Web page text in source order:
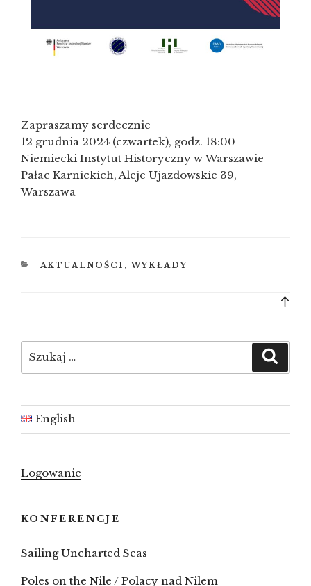
Zapraszamy serdecznie
12 grudnia 2024 (czwartek), godz. 18:00
Niemiecki Instytut Historyczny w Warszawie
Pałac Karnickich, Aleje Ujazdowskie 39,
Warszawa
KATEGORIE
AKTUALNOŚCI ,WYKŁADY
Szukaj:
English
Logowanie
KONFERENCJE
Sailing Uncharted Seas
Poles on the Nile / Polacy nad Nilem